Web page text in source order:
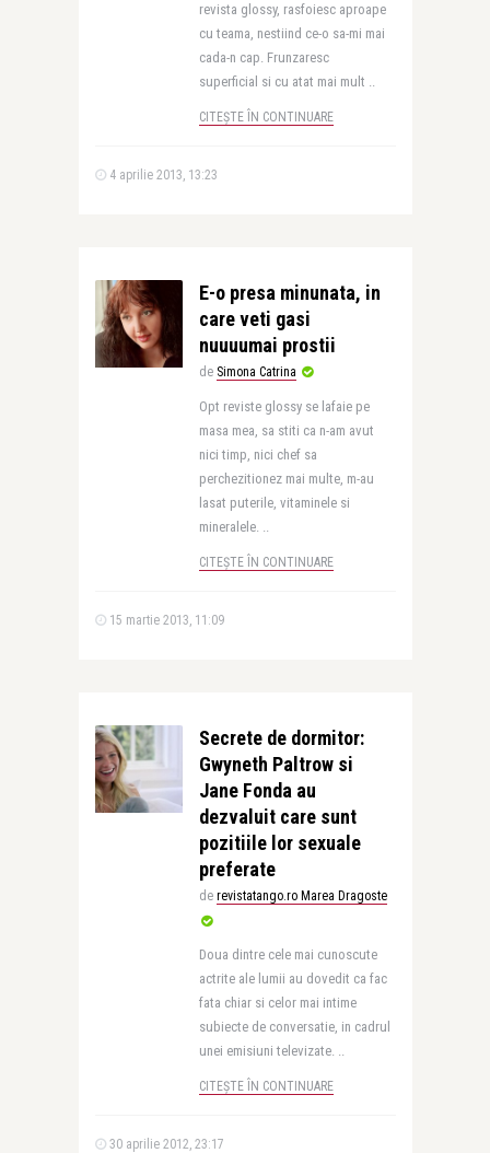
revista glossy, rasfoiesc aproape
cu teama, nestiind ce-o sa-mi mai
cada-n cap. Frunzaresc
superficial si cu atat mai mult ..
CITEȘTE ÎN CONTINUARE
4 aprilie 2013, 13:23
E-o presa minunata, in
care veti gasi
nuuuumai prostii
de Simona Catrina
Opt reviste glossy se lafaie pe
masa mea, sa stiti ca n-am avut
nici timp, nici chef sa
perchezitionez mai multe, m-au
lasat puterile, vitaminele si
mineralele. ..
CITEȘTE ÎN CONTINUARE
15 martie 2013, 11:09
Secrete de dormitor:
Gwyneth Paltrow si
Jane Fonda au
dezvaluit care sunt
pozitiile lor sexuale
preferate
de revistatango.ro Marea Dragoste
Doua dintre cele mai cunoscute
actrite ale lumii au dovedit ca fac
fata chiar si celor mai intime
subiecte de conversatie, in cadrul
unei emisiuni televizate. ..
CITEȘTE ÎN CONTINUARE
30 aprilie 2012, 23:17